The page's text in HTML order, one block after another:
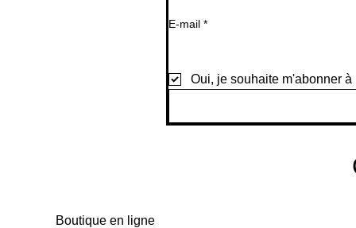
E-mail *
Oui, je souhaite m'abonner à
Boutique en ligne